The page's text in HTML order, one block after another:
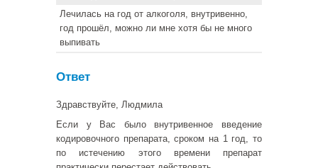
Лечилась на год от алкоголя, внутривенно,
год прошёл, можно ли мне хотя бы не много
выпивать
Ответ
Здравствуйте, Людмила
Если у Вас было внутривенное введение
кодировочного препарата, сроком на 1 год, то
по истечению этого времени препарат